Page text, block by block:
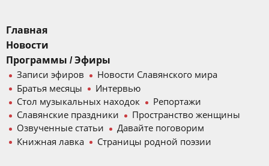
Главная
Новости
Программы / Эфиры
Записи эфиров
Новости Славянского мира
Братья месяцы
Интервью
Стол музыкальных находок
Репортажи
Славянские праздники
Пространство женщины
Озвученные статьи
Давайте поговорим
Книжная лавка
Страницы родной поэзии